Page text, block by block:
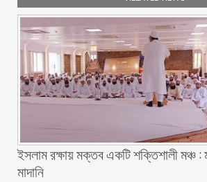
ইসলাম রক্ষায় মক্তব একটি শক্তিশালী মঞ্চ :
মাদানি